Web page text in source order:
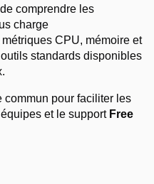
comprendre les
charge
CPU, mémoire et
standards disponibles
commun pour faciliter les
et le support Free